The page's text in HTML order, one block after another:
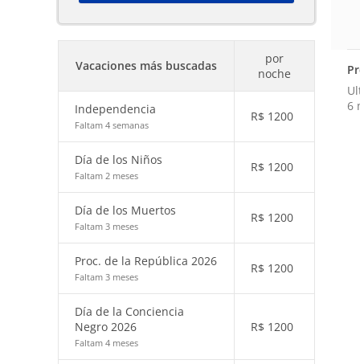
Vacaciones más buscadas
por
noche
Independencia
Faltam 4 semanas
R$ 1200
Día de los Niños
Faltam 2 meses
R$ 1200
Día de los Muertos
Faltam 3 meses
R$ 1200
Proc. de la República 2026
Faltam 3 meses
R$ 1200
Día de la Conciencia
Negro 2026
Faltam 4 meses
R$ 1200
6